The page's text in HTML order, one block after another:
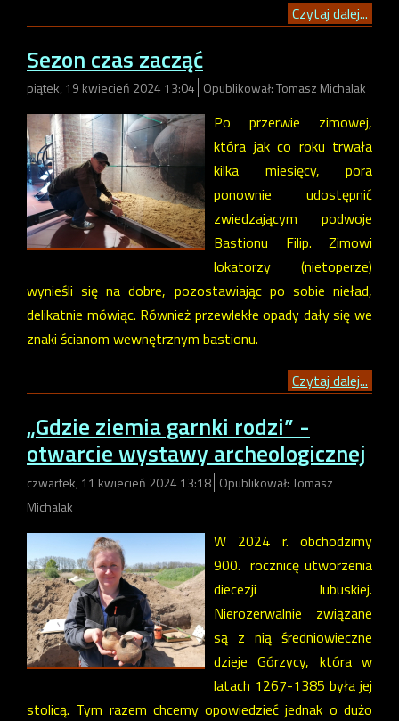
Czytaj dalej...
Sezon czas zacząć
piątek, 19 kwiecień 2024 13:04 Opublikował: Tomasz Michalak
Po przerwie zimowej,
która jak co roku trwała
kilka miesięcy, pora
ponownie udostępnić
zwiedzającym podwoje
Bastionu Filip. Zimowi
lokatorzy (nietoperze)
wynieśli się na dobre, pozostawiając po sobie nieład,
delikatnie mówiąc. Również przewlekłe opady dały się we
znaki ścianom wewnętrznym bastionu.
Czytaj dalej...
„Gdzie ziemia garnki rodzi” -
otwarcie wystawy archeologicznej
czwartek, 11 kwiecień 2024 13:18 Opublikował: Tomasz
Michalak
W 2024 r. obchodzimy
900. rocznicę utworzenia
diecezji lubuskiej.
Nierozerwalnie związane
są z nią średniowieczne
dzieje Górzycy, która w
latach 1267-1385 była jej
stolicą. Tym razem chcemy opowiedzieć jednak o dużo